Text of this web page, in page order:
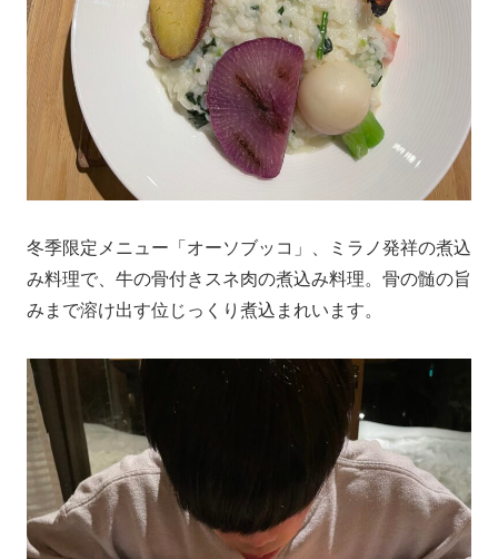
冬季限定メニュー「オーソブッコ」、ミラノ発祥の煮込
み料理で、牛の骨付きスネ肉の煮込み料理。骨の髄の旨
みまで溶け出す位じっくり煮込まれいます。